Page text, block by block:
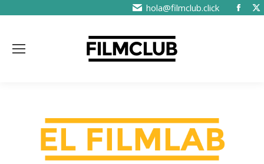
hola@filmclub.click